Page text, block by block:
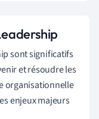
sont significatifs
et résoudre les
organisationnelle
enjeux majeurs